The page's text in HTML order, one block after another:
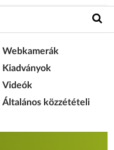
Webkamerák
Kiadványok
Videók
Általános közzétételi